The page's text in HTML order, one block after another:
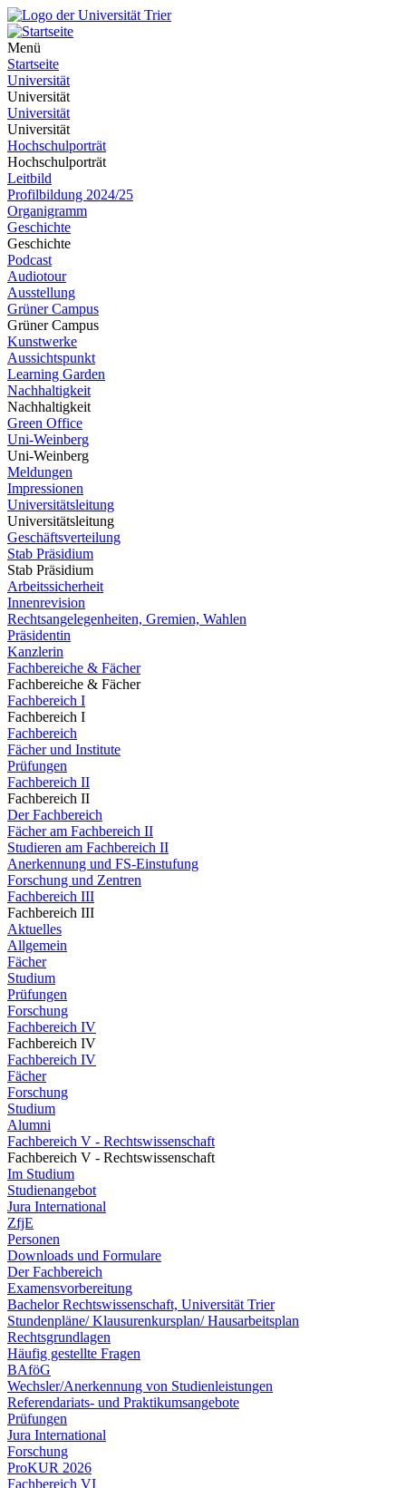
Menü
Startseite
Universität
Universität
Universität
Universität
Hochschulporträt
Hochschulporträt
Leitbild
Profilbildung 2024/25
Organigramm
Geschichte
Geschichte
Podcast
Audiotour
Ausstellung
Grüner Campus
Grüner Campus
Kunstwerke
Aussichtspunkt
Learning Garden
Nachhaltigkeit
Nachhaltigkeit
Green Office
Uni-Weinberg
Uni-Weinberg
Meldungen
Impressionen
Universitätsleitung
Universitätsleitung
Geschäftsverteilung
Stab Präsidium
Stab Präsidium
Arbeitssicherheit
Innenrevision
Rechtsangelegenheiten, Gremien, Wahlen
Präsidentin
Kanzlerin
Fachbereiche & Fächer
Fachbereiche & Fächer
Fachbereich I
Fachbereich I
Fachbereich
Fächer und Institute
Prüfungen
Fachbereich II
Fachbereich II
Der Fachbereich
Fächer am Fachbereich II
Studieren am Fachbereich II
Anerkennung und FS-Einstufung
Forschung und Zentren
Fachbereich III
Fachbereich III
Aktuelles
Allgemein
Fächer
Studium
Prüfungen
Forschung
Fachbereich IV
Fachbereich IV
Fachbereich IV
Fächer
Forschung
Studium
Alumni
Fachbereich V - Rechtswissenschaft
Fachbereich V - Rechtswissenschaft
Im Studium
Studienangebot
Jura International
ZfjE
Personen
Downloads und Formulare
Der Fachbereich
Examensvorbereitung
Bachelor Rechtswissenschaft, Universität Trier
Stundenpläne/ Klausurenkursplan/ Hausarbeitsplan
Rechtsgrundlagen
Häufig gestellte Fragen
BAföG
Wechsler/Anerkennung von Studienleistungen
Referendariats- und Praktikumsangebote
Prüfungen
Jura International
Forschung
ProKUR 2026
Fachbereich VI